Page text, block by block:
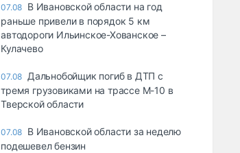
07.08 В Ивановской области на год
раньше привели в порядок 5 км
автодороги Ильинское-Хованское –
Кулачево
07.08 Дальнобойщик погиб в ДТП с
тремя грузовиками на трассе М-10 в
Тверской области
07.08 В Ивановской области за неделю
подешевел бензин